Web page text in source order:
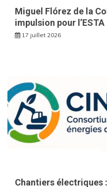
Miguel Flórez de la
impulsion pour l’ESTA
17 juillet 2026
Chantiers électriques